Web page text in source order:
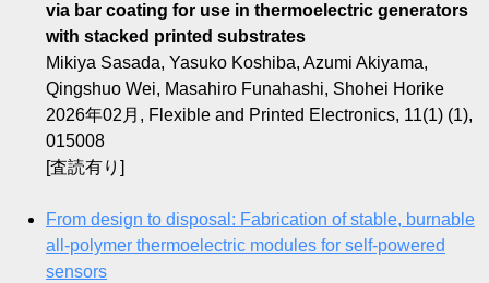
via bar coating for use in thermoelectric generators
with stacked printed substrates
Mikiya Sasada, Yasuko Koshiba, Azumi Akiyama,
Qingshuo Wei, Masahiro Funahashi, Shohei Horike
2026年02月, Flexible and Printed Electronics, 11(1) (1),
015008
[査読有り]
From design to disposal: Fabrication of stable, burnable
all-polymer thermoelectric modules for self-powered
sensors